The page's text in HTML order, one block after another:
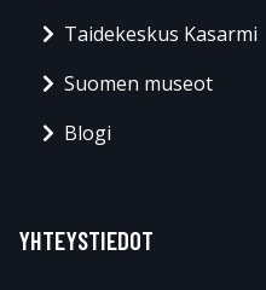
Taidekeskus Kasarmi
Suomen museot
Blogi
YHTEYSTIEDOT